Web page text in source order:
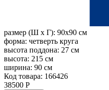
размер (Ш х Г): 90x90 см
форма: четверть круга
высота поддона: 27 см
высота: 215 см
ширина: 90 см
Код товара: 166426
38500 Р